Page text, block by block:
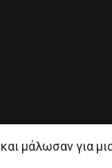
μάλωσαν για